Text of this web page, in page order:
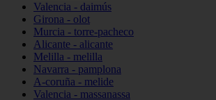
Valencia - daimús
Girona - olot
Murcia - torre-pacheco
Alicante - alicante
Melilla - melilla
Navarra - pamplona
A-coruña - melide
Valencia - massanassa